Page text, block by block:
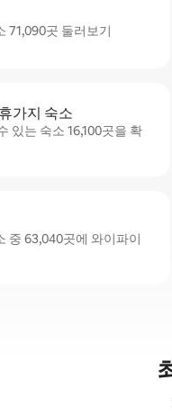
71,090곳 둘러보기
가지 숙소
있는 숙소 16,100곳을 확
중 63,040곳에 와이파이